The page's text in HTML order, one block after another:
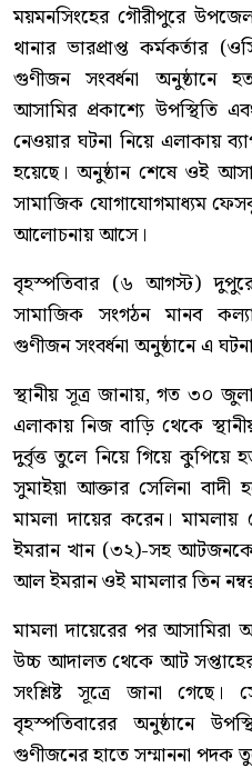
ময়মনসিংহের গৌরীপুরে
থানার ভারপ্রাপ্ত
গুণীজন সংবর্ধনা অনুষ্ঠানে
আসামির প্রকাশ্যে উপস্থিতি
নেওয়ার ঘটনা নিয়ে এলাকায়
হয়েছে। অনুষ্ঠান শেষে ওই
সামাজিক যোগাযোগমাধ্যম
আলোচনায় আসে।
বৃহস্পতিবার (৬ আগস্ট)
সামাজিক সংগঠন মানব
গুণীজন সংবর্ধনা অনুষ্ঠানে এ
স্থানীয় সূত্র জানায়, গত ৩০
এলাকায় নিজ বাড়ি থেকে
দুর্বৃত্ত তুলে নিয়ে গিয়ে কুপিয়ে
সুমাইয়া আক্তার সেলিনা বাদী
মামলা দায়ের করেন।
ইমরান খান (৩২)-সহ
আল ইমরান ওই মামলার তিন
মামলা দায়েরের পর আসামিরা
উচ্চ আদালত থেকে আট
সংশ্লিষ্ট সূত্রে জানা গেছে।
বৃহস্পতিবারের অনুষ্ঠানে
গুণীজনের হাতে সম্মাননা পদক